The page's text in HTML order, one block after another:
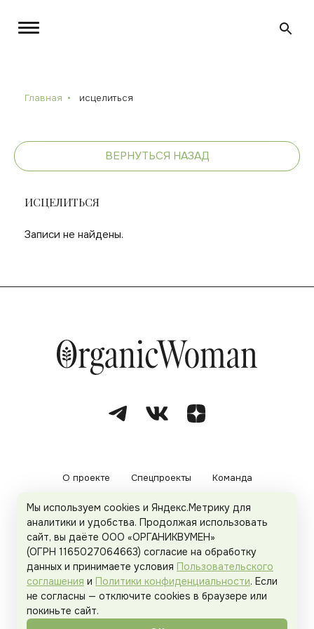
Главная исцелиться
ВЕРНУТЬСЯ НАЗАД
ИСЦЕЛИТЬСЯ
Записи не найдены.
О проекте Спецпроекты Команда
Рекламодателям Политика конфиденциальности
Пользовательское соглашение
Organicwoman.ru . Все права защищены.
Мы используем cookies и Яндекс.Метрику для
аналитики и удобства. Продолжая использовать
сайт, вы даёте ООО «ОРГАНИКВУМЕН»
(ОГРН 1165027064663) согласие на обработку
данных и принимаете условия Пользовательского
соглашения и Политики конфиденциальности. Если
не согласны — отключите cookies в браузере или
покиньте сайт.